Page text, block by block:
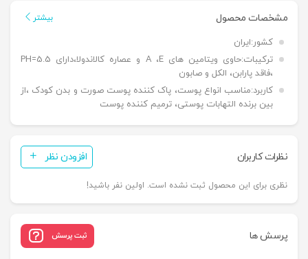
مشخصات محصول بیشتر
کشور:ایران
ترکیبات:
حاوی ویتامین های A ،E و عصاره کالاندولا،دارای PH=5.5
،فاقد پارابن، الکل و صابون
کاربرد:مناسب انواع پوست، پاک کننده پوست صورت و بدن کودک ،از
بین برنده التهابات پوستی، ترمیم کننده پوست
نظرات کاربران افزودن نظر
نظری برای این محصول ثبت نشده است. اولین نفر باشید!
پرسش ها ثبت پرسش